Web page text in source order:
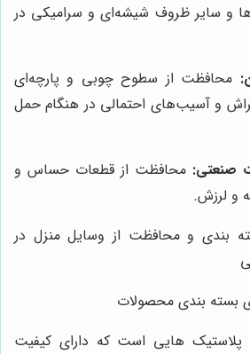
و سایر ظروف شیشه‌ای و سرامیکی در
محافظت از سطوح چوبی و پارچه‌ای
خراش و آسیب‌های احتمالی در هنگام حمل
صنعتی: محافظت از قطعات حساس و
و لرزش.
بندی و محافظت از وسایل منزل در
بسته بندی محصولات
پلاستیک هایی است که دارای کیفیت